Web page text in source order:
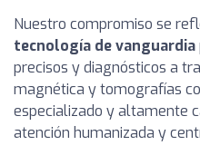
Nuestro compromiso se
tecnología de vanguardia
precisos y diagnósticos a
magnética y tomografías
especializado y altamente
atención humanizada y